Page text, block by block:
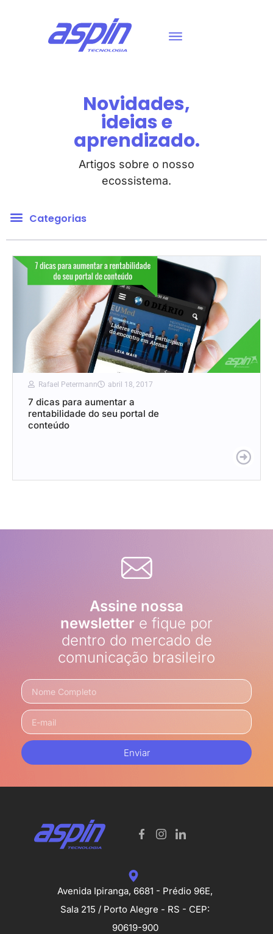
Novidades,
ideias e
aprendizado.
Artigos sobre o nosso
ecossistema.
Categorias
Rafael Petermann abril 18, 2017
7 dicas para aumentar a
rentabilidade do seu portal de
conteúdo
Assine nossa
newsletter e fique por
dentro do mercado de
comunicação brasileiro
Enviar
Avenida Ipiranga, 6681 - Prédio 96E,
Sala 215 / Porto Alegre - RS - CEP:
90619-900